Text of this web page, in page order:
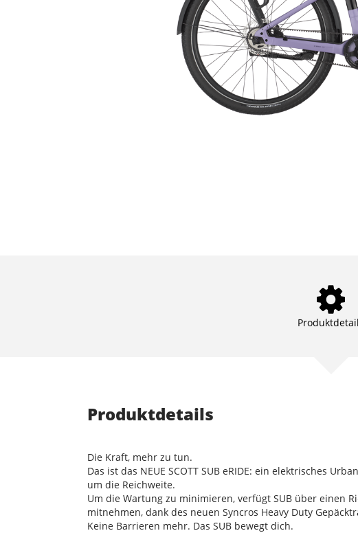
Produktdetails
Die Kraft, mehr zu tun.
Das ist das NEUE SCOTT SUB eRIDE: ein elektrisches
um die Reichweite.
Um die Wartung zu minimieren, verfügt SUB über einen
mitnehmen, dank des neuen Syncros Heavy Duty
Keine Barrieren mehr. Das SUB bewegt dich.